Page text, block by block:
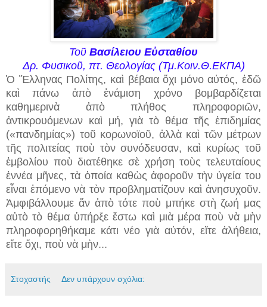
Toῦ Βασίλειου Εὐσταθίου
Δρ. Φυσικοῦ, πτ. Θεολογίας (Τμ.Κοιν.Θ.ΕΚΠΑ)
Ὁ Ἕλληνας Πολίτης, καὶ βέβαια ὄχι μόνο αὐτός, ἐδῶ
καὶ πάνω ἀπὸ ἑνάμιση χρόνο βομβαρδίζεται
καθημερινὰ ἀπὸ πλήθος πληροφοριῶν,
ἀντικρουόμενων καὶ μή, γιὰ τὸ θέμα τῆς ἐπιδημίας
(«πανδημίας») τοῦ κορωνοϊοῦ, ἀλλὰ καὶ τῶν μέτρων
τῆς πολιτείας ποὺ τὸν συνόδευσαν, καὶ κυρίως τοῦ
ἐμβολίου ποὺ διατέθηκε σὲ χρήση τοὺς τελευταίους
ἑννέα μῆνες, τὰ ὁποία καθὼς ἀφοροῦν τὴν ὑγεία του
εἶναι ἐπόμενο νὰ τὸν προβληματίζουν καὶ ἀνησυχοῦν.
Ἀμφιβάλλουμε ἄν ἀπὸ τότε ποὺ μπήκε στὴ ζωή μας
αὐτὸ τὸ θέμα ὑπήρξε ἔστω καὶ μιὰ μέρα ποὺ νὰ μὴν
πληροφορηθήκαμε κάτι νέο γιὰ αὐτόν, εἴτε ἀλήθεια,
εἴτε ὄχι, ποὺ νὰ μὴν...
Στοχαστής Δεν υπάρχουν σχόλια: